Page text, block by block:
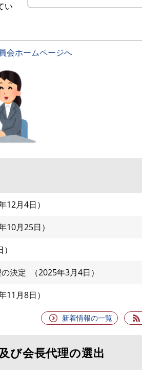
い
会ホームページへ
12月4日
10月25日
決定
2025年3月4日
11月8日
新着情報の一覧
び会長代理の選出